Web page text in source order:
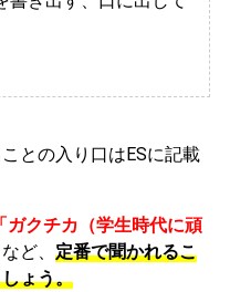
との入り口はESに記載
ガクチカ（学生時代に頑
など、 定番で聞かれるこ
ょう。